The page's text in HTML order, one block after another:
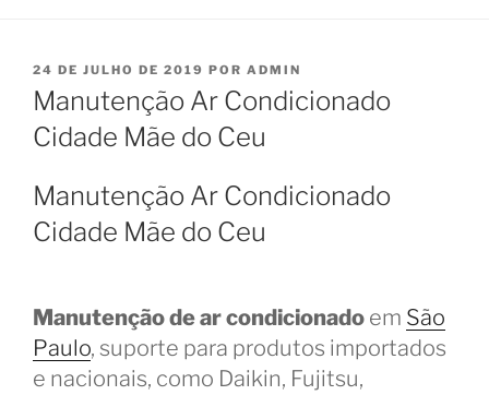
PUBLICADO
EM
24 DE JULHO DE 2019 POR ADMIN
Manutenção Ar Condicionado
Cidade Mãe do Ceu
Manutenção Ar Condicionado
Cidade Mãe do Ceu
Manutenção de ar condicionado em São
Paulo, suporte para produtos importados
e nacionais, como Daikin, Fujitsu,